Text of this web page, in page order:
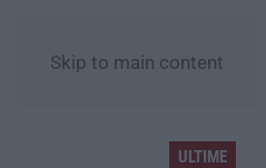
Skip to main content
ULTIME